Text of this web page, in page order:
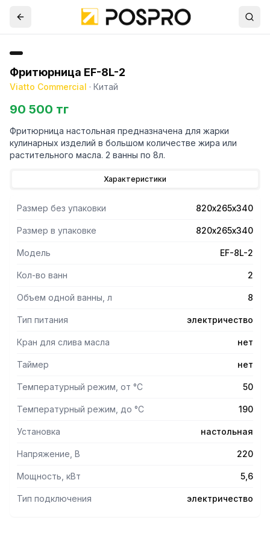
Фритюрница EF-8L-2
Viatto Commercial · Китай
90 500 тг
Фритюрница настольная предназначена для жарки
кулинарных изделий в большом количестве жира или
растительного масла. 2 ванны по 8л.
Характеристики
Размер без упаковки 820х265х340
Размер в упаковке 820х265х340
Модель EF-8L-2
Кол-во ванн 2
Объем одной ванны, л 8
Тип питания электричество
Кран для слива масла нет
Таймер нет
Температурный режим, от °С 50
Температурный режим, до °С 190
Установка настольная
Напряжение, В 220
Мощность, кВт 5,6
Тип подключения электричество